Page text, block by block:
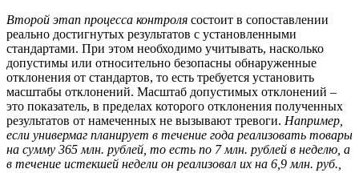
Второй этап процесса контроля состоит в сопоставлении
реально достигнутых результатов с установленными
стандартами. При этом необходимо учитывать, насколько
допустимы или относительно безопасны обнаруженные
отклонения от стандартов, то есть требуется установить
масштабы отклонений. Масштаб допустимых отклонений –
это показатель, в пределах которого отклонения полученных
результатов от намеченных не вызывают тревоги. Например,
если универмаг планирует в течение года реализовать товары
на сумму 365 млн. рублей, то есть по 7 млн. рублей в неделю, а
в течение истекшей недели он реализовал их на 6,9 млн. руб.,